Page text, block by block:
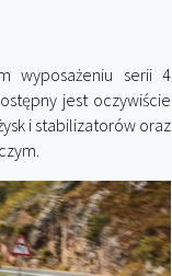
wyposażeniu serii 4
jest oczywiście
i stabilizatorów oraz